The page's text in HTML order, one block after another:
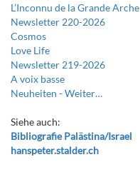
L’Inconnu de la Grande Arche
Newsletter 220-2026
Cosmos
Love Life
Newsletter 219-2026
A voix basse
Neuheiten -Weiter…
Siehe auch:
Bibliografie Palästina/Israel
hanspeter.stalder.ch